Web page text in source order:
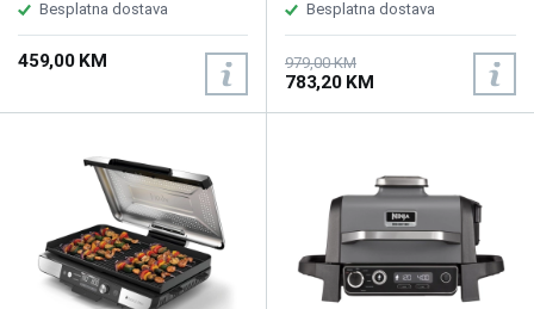
za sipanje, Bezbedno za
pranje u mašini za sudove,
Dimenzije (ŠxVxD): 21.2 x 44.5
Besplatna dostava
459,00 KM
okus drva: Zahvaljujući
Woodfire tehnologiji,
Visokotemperaturna pećnica
370°C, Dimilica: Bez plamena i
Besplatna dostava
979,00 KM
783,20 KM